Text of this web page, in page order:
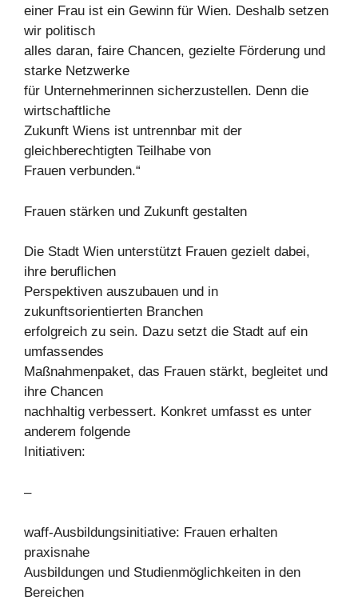
einer Frau ist ein Gewinn für Wien. Deshalb setzen
wir politisch
alles daran, faire Chancen, gezielte Förderung und
starke Netzwerke
für Unternehmerinnen sicherzustellen. Denn die
wirtschaftliche
Zukunft Wiens ist untrennbar mit der
gleichberechtigten Teilhabe von
Frauen verbunden.“
Frauen stärken und Zukunft gestalten
Die Stadt Wien unterstützt Frauen gezielt dabei,
ihre beruflichen
Perspektiven auszubauen und in
zukunftsorientierten Branchen
erfolgreich zu sein. Dazu setzt die Stadt auf ein
umfassendes
Maßnahmenpaket, das Frauen stärkt, begleitet und
ihre Chancen
nachhaltig verbessert. Konkret umfasst es unter
anderem folgende
Initiativen:
–
waff-Ausbildungsinitiative: Frauen erhalten
praxisnahe
Ausbildungen und Studienmöglichkeiten in den
Bereichen